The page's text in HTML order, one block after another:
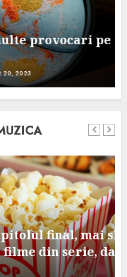
provocari pe
final, mai slab
din serie, dar